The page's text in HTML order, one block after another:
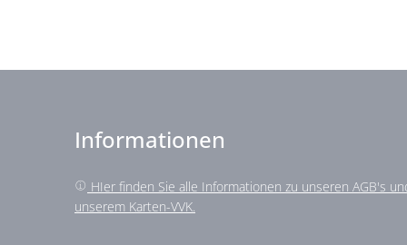
Informationen
HIer finden Sie alle Informationen zu unseren AGB's
unserem Karten-VVK.